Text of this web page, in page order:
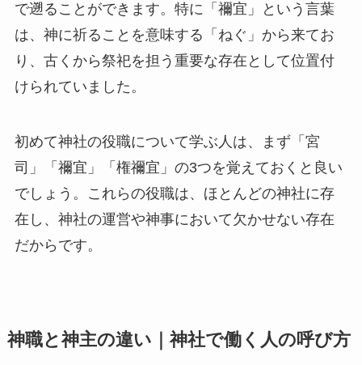
で遡ることができます。特に「禰宜」という言葉
は、神に祈ることを意味する「ねぐ」から来てお
り、古くから祭祀を担う重要な存在として位置付
けられていました。
初めて神社の役職について学ぶ人は、まず「宮
司」「禰宜」「権禰宜」の3つを覚えておくと良い
でしょう。これらの役職は、ほとんどの神社に存
在し、神社の運営や神事において欠かせない存在
だからです。
神職と神主の違い｜神社で働く人の呼び方